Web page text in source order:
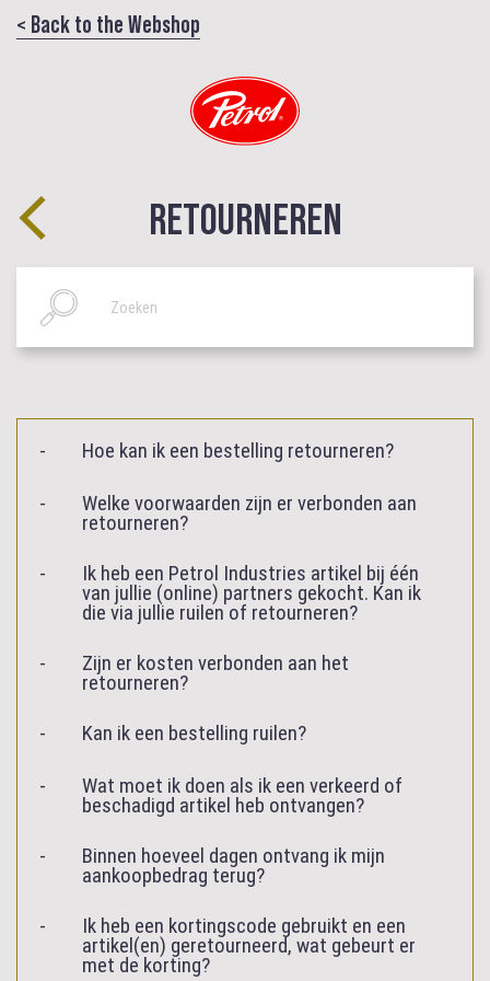
< Back to the Webshop
RETOURNEREN
Hoe kan ik een bestelling retourneren?
Welke voorwaarden zijn er verbonden aan
retourneren?
Ik heb een Petrol Industries artikel bij één
van jullie (online) partners gekocht. Kan ik
die via jullie ruilen of retourneren?
Zijn er kosten verbonden aan het
retourneren?
Kan ik een bestelling ruilen?
Wat moet ik doen als ik een verkeerd of
beschadigd artikel heb ontvangen?
Binnen hoeveel dagen ontvang ik mijn
aankoopbedrag terug?
Ik heb een kortingscode gebruikt en een
artikel(en) geretourneerd, wat gebeurt er
met de korting?